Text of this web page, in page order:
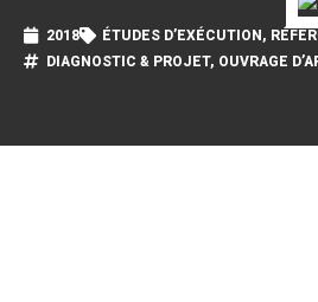
2018 ÉTUDES D’EXÉCUTION ,
DIAGNOSTIC & PROJET, OUVRAGE